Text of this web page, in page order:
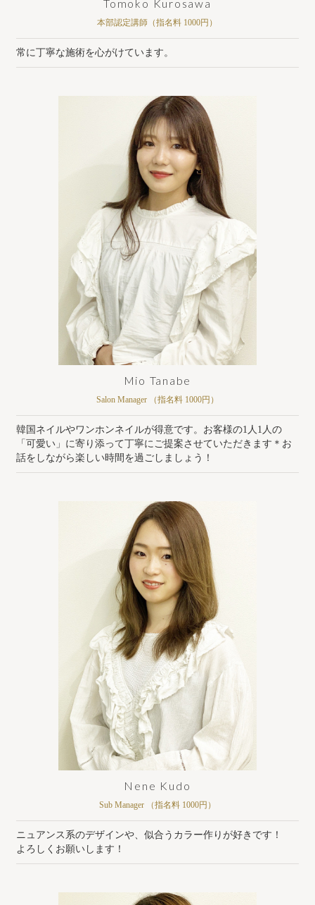
Tomoko Kurosawa
本部認定講師（指名料 1000円）
常に丁寧な施術を心がけています。
Mio Tanabe
Salon Manager （指名料 1000円）
韓国ネイルやワンホンネイルが得意です。お客様の1人1人の
「可愛い」に寄り添って丁寧にご提案させていただきます＊お
話をしながら楽しい時間を過ごしましょう！
Nene Kudo
Sub Manager （指名料 1000円）
ニュアンス系のデザインや、似合うカラー作りが好きです！
よろしくお願いします！